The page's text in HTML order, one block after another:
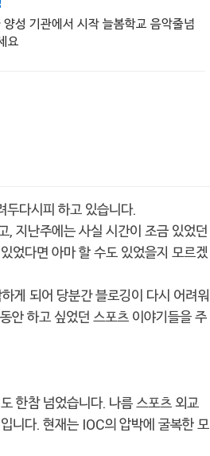
성 기관에서 시작 늘봄학교 음악줄넘
요
다시피 하고 있습니다.
, 지난주에는 사실 시간이 조금 있었던
었다면 아마 할 수도 있었을지 모르겠
게 되어 당분간 블로깅이 다시 어려워
안 하고 싶었던 스포츠 이야기들을 주
한참 넘었습니다. 나름 스포츠 외교
니다. 현재는 IOC의 압박에 굴복한 모